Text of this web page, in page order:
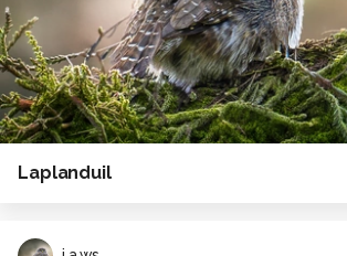
Laplanduil